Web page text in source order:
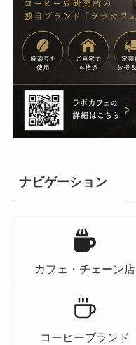
ナビゲーション
カフェ・チェーン店
コーヒーブランド